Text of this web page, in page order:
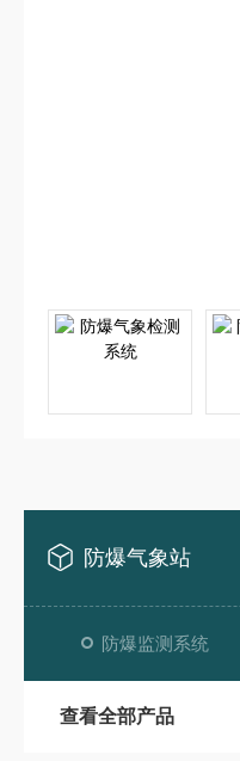
防爆气象站
防爆监测系统
查看全部产品